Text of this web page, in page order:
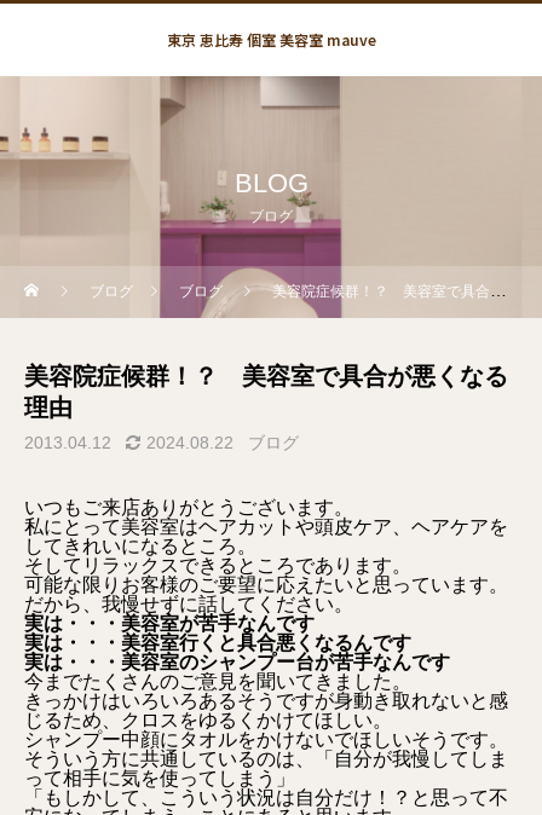
東京 恵比寿 個室 美容室 mauve
BLOG
ブログ
ブログ ブログ 美容院症候群！？ 美容室で具合が悪くなる理由
美容院症候群！？ 美容室で具合が悪くなる
理由
2013.04.12 2024.08.22 ブログ
いつもご来店ありがとうございます。
私にとって美容室はヘアカットや頭皮ケア、ヘアケアを
してきれいになるところ。
そしてリラックスできるところであります。
可能な限りお客様のご要望に応えたいと思っています。
だから、我慢せずに話してください。
実は・・・美容室が苦手なんです
実は・・・美容室行くと具合悪くなるんです
実は・・・美容室のシャンプー台が苦手なんです
今までたくさんのご意見を聞いてきました。
きっかけはいろいろあるそうですが身動き取れないと感
じるため、クロスをゆるくかけてほしい。
シャンプー中顔にタオルをかけないでほしいそうです。
そういう方に共通しているのは、「自分が我慢してしま
って相手に気を使ってしまう」
「もしかして、こういう状況は自分だけ！？と思って不